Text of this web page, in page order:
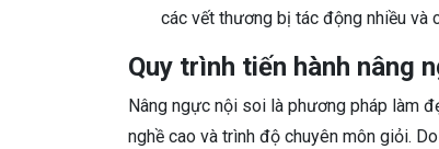
các vết thương bị tác động nhiều và
Quy trình tiến hành nâng
Nâng ngực nội soi là phương pháp làm
nghề cao và trình độ chuyên môn giỏi.